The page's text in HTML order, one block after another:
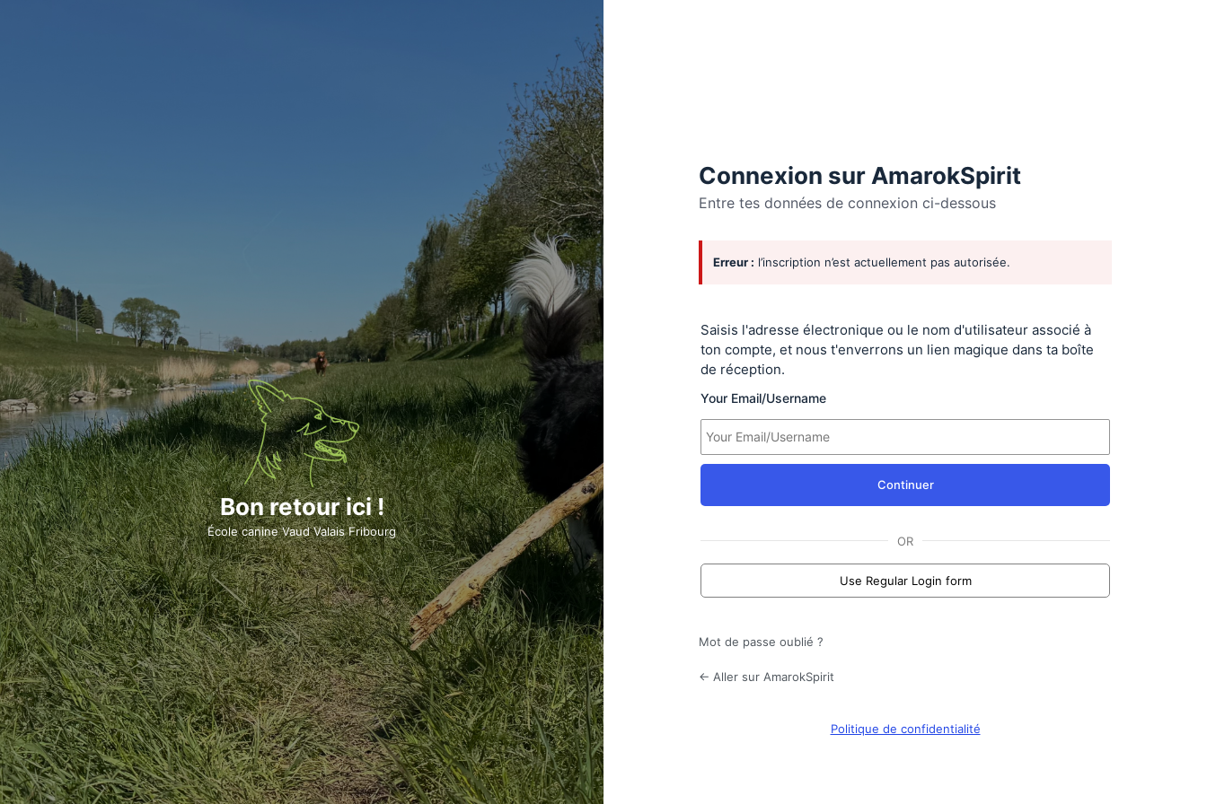
Connexion sur AmarokSpirit
Entre tes données de connexion ci-dessous
Se
connecter
Erreur : l’inscription n’est actuellement pas autorisée.
Saisis l'adresse électronique ou le nom d'utilisateur associé à
ton compte, et nous t'enverrons un lien magique dans ta boîte
de réception.
Your Email/Username
Continuer
OR
Use Regular Login form
Mot de passe oublié ?
← Aller sur AmarokSpirit
Politique de confidentialité
Bon retour ici !
École canine Vaud Valais Fribourg